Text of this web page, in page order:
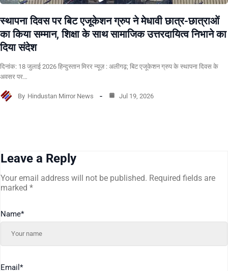
स्थापना दिवस पर बिट एजूकेशन ग्रुप ने मेधावी छात्र-छात्राओं
का किया सम्मान, शिक्षा के साथ सामाजिक उत्तरदायित्व निभाने का
दिया संदेश
दिनांक: 18 जुलाई 2026 हिन्दुस्तान मिरर न्यूज़ : अलीगढ़; बिट एजूकेशन ग्रुप के स्थापना दिवस के
अवसर पर…
By Hindustan Mirror News Jul 19, 2026
Leave a Reply
Your email address will not be published. Required fields are
marked *
Name*
Email *